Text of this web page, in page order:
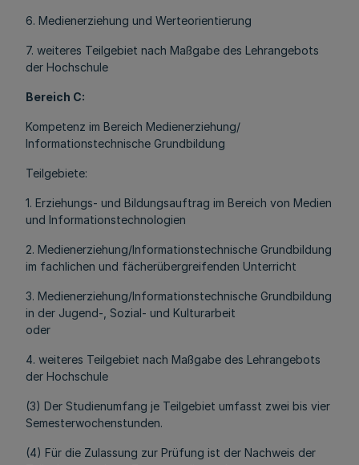
6. Medienerziehung und Werteorientierung
7. weiteres Teilgebiet nach Maßgabe des Lehrangebots
der Hochschule
Bereich C:
Kompetenz im Bereich Medienerziehung/
Informationstechnische Grundbildung
Teilgebiete:
1. Erziehungs- und Bildungsauftrag im Bereich von Medien
und Informationstechnologien
2. Medienerziehung/Informationstechnische Grundbildung
im fachlichen und fächerübergreifenden Unterricht
3. Medienerziehung/Informationstechnische Grundbildung
in der Jugend-, Sozial- und Kulturarbeit
oder
4. weiteres Teilgebiet nach Maßgabe des Lehrangebots
der Hochschule
(3) Der Studienumfang je Teilgebiet umfasst zwei bis vier
Semesterwochenstunden.
(4) Für die Zulassung zur Prüfung ist der Nachweis der